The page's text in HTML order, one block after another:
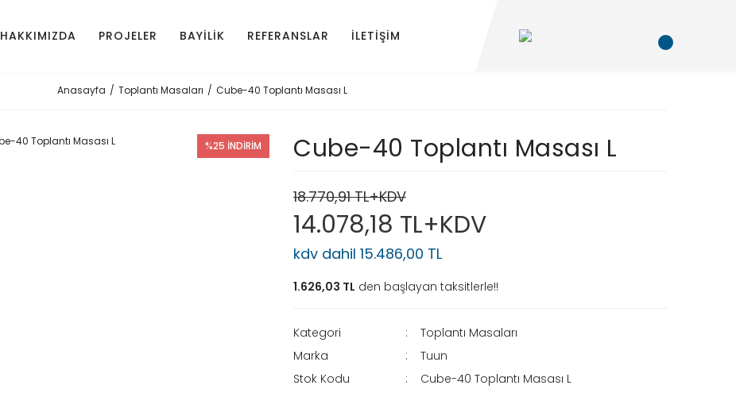
HAKKIMIZDA PROJELER BAYİLİK REFERANSLAR İLETİŞİM
Anasayfa Toplantı Masaları Cube-40 Toplantı Masası L
%25 İNDİRİM Cube-40 Toplantı Masası L
18.770,91 TL+KDV
14.078,18 TL+KDV
kdv dahil 15.486,00 TL
1.626,03 TL den başlayan taksitlerle!!
Kategori
Toplantı Masaları
Marka
Tuun
Stok Kodu
Cube-40 Toplantı Masası L